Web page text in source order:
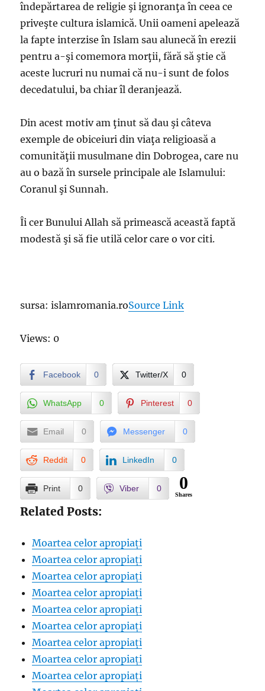
îndepărtarea de religie şi ignoranţa în ceea ce
priveşte cultura islamică. Unii oameni apelează
la fapte interzise în Islam sau alunecă în erezii
pentru a-şi comemora morţii, fără să ştie că
aceste lucruri nu numai că nu-i sunt de folos
decedatului, ba chiar îl deranjează.
Din acest motiv am ţinut să dau şi câteva
exemple de obiceiuri din viaţa religioasă a
comunităţii musulmane din Dobrogea, care nu
au o bază în sursele principale ale Islamului:
Coranul şi Sunnah.
Îi cer Bunului Allah să primească această faptă
modestă şi să fie utilă celor care o vor citi.
sursa: islamromania.roSource Link
Views: 0
Facebook 0 Twitter/X 0
WhatsApp 0 Pinterest 0
Email 0 Messenger 0
Reddit 0 LinkedIn 0
Print 0 Viber 0 0
Shares
Related Posts:
Moartea celor apropiați
Moartea celor apropiați
Moartea celor apropiați
Moartea celor apropiați
Moartea celor apropiați
Moartea celor apropiați
Moartea celor apropiați
Moartea celor apropiați
Moartea celor apropiați